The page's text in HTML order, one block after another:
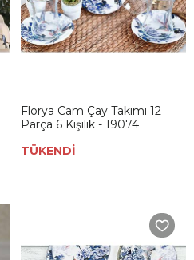
Florya Cam Çay Takımı 12
Parça 6 Kişilik - 19074
TÜKENDİ